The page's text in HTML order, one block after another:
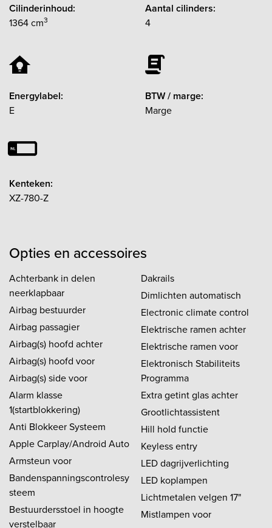
Cilinderinhoud:
1364 cm3
Aantal cilinders:
4
Energylabel:
E
BTW / marge:
Marge
Kenteken:
XZ-780-Z
Opties en accessoires
Achterbank in delen
neerklapbaar
Airbag bestuurder
Airbag passagier
Airbag(s) hoofd achter
Airbag(s) hoofd voor
Airbag(s) side voor
Alarm klasse
1(startblokkering)
Anti Blokkeer Systeem
Apple Carplay/Android Auto
Armsteun voor
Bandenspanningscontrolesy
steem
Bestuurdersstoel in hoogte
verstelbaar
Dakrails
Dimlichten automatisch
Electronic climate control
Elektrische ramen achter
Elektrische ramen voor
Elektronisch Stabiliteits
Programma
Extra getint glas achter
Grootlichtassistent
Hill hold functie
Keyless entry
LED dagrijverlichting
LED koplampen
Lichtmetalen velgen 17"
Mistlampen voor